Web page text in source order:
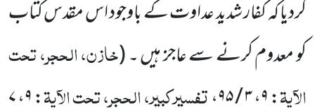
کردیا کہ کفار شدید عداوت کے باوجود اس مقدس کتاب
کو معدوم کرنے سے عاجز ہیں ۔(خازن، الحجر، تحت
الآیۃ:۹،۳ / ۹۵ ،تفسیرکبیر، الحجر، تحت الآیۃ:۹،۷